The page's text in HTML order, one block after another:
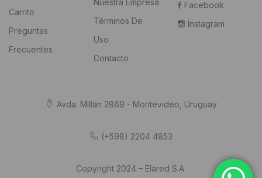
Carrito
Preguntas
Frecuentes
Nuestra Empresa
Términos De
Uso
Contacto
Facebook
Instagram
Avda. Millán 2869 - Montevideo, Uruguay
(+598) 2204 4853
Copyright 2024 – Elared S.A.